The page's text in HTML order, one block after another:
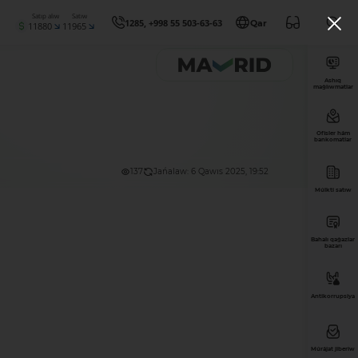
Satıp alıw
11880
Satıw
11965 1285, +998 55 503-63-63 Qar
137 Jańalaw: 6 Qawıs 2025, 19:52
Ashıq
maǵlıwmatlar
Ofisler hám
bankomatlar
Múlkti satıw
Bahalı qaǵazlar
bazarı
Antikorrupsiya
Múrájat jiberiw